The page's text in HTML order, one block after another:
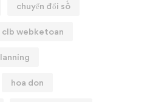
chuyển đổi số
clb webketoan
hoa don